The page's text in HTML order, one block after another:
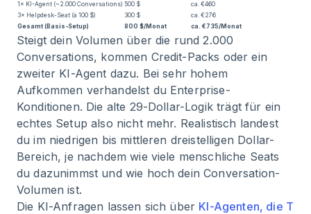
1× KI-Agent (~2.000 Conversations) 500 $
ca. €460
3× Helpdesk-Seat (à 100 $)
300 $
ca. €276
Gesamt (Basis-Setup)
800 $/Monat ca. €735/Monat
Steigt dein Volumen über die rund 2.000
Conversations, kommen Credit-Packs oder ein
zweiter KI-Agent dazu. Bei sehr hohem
Aufkommen verhandelst du Enterprise-
Konditionen. Die alte 29-Dollar-Logik trägt für ein
echtes Setup also nicht mehr. Realistisch landest
du im niedrigen bis mittleren dreistelligen Dollar-
Bereich, je nachdem wie viele menschliche Seats
du dazunimmst und wie hoch dein Conversation-
Volumen ist.
Die KI-Anfragen lassen sich über KI-Agenten, die T